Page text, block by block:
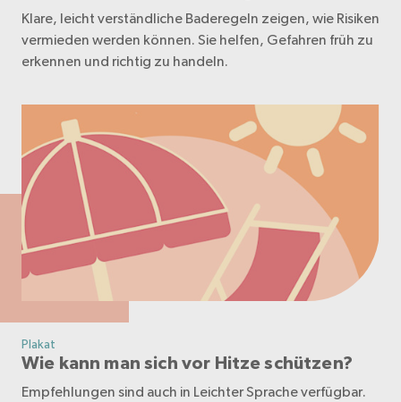
Klare, leicht verständliche Baderegeln zeigen, wie Risiken
vermieden werden können. Sie helfen, Gefahren früh zu
erkennen und richtig zu handeln.
Plakat
Wie kann man sich vor Hitze schützen?
Empfehlungen sind auch in Leichter Sprache verfügbar.